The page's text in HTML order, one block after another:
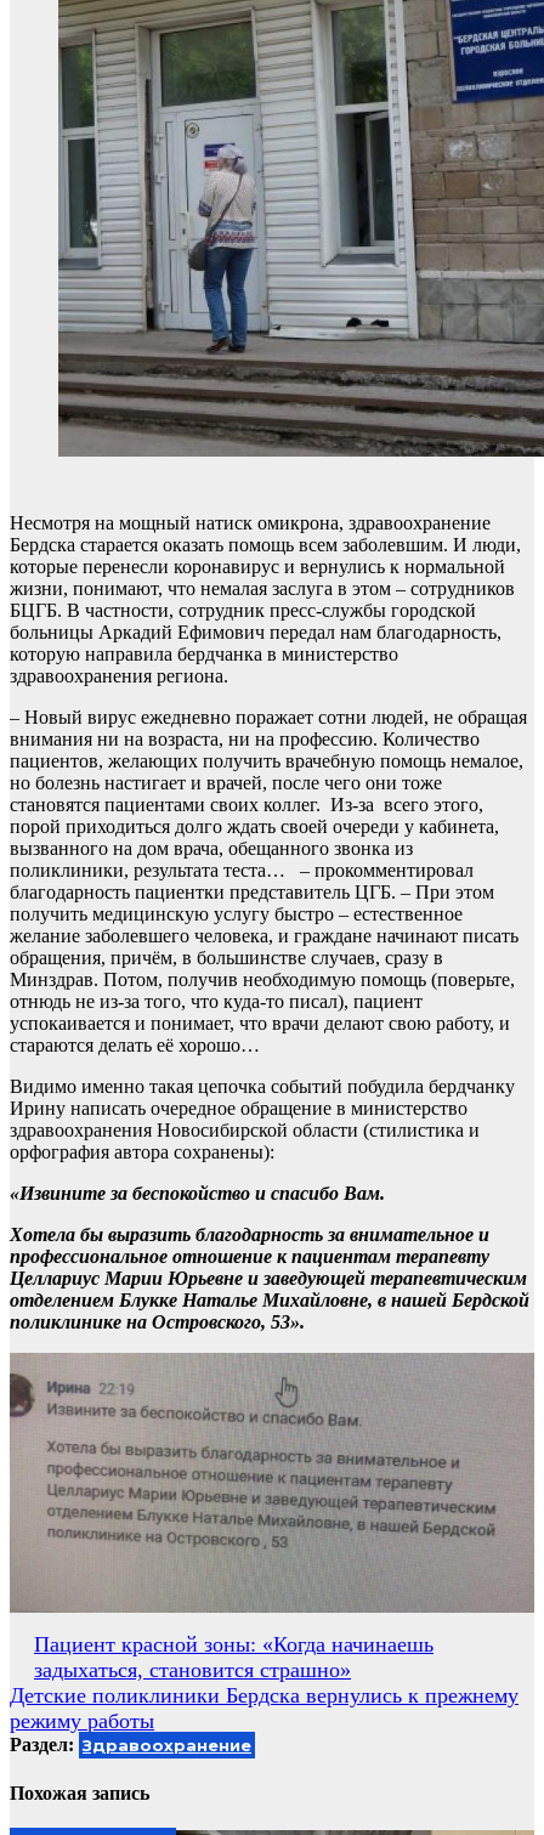
Несмотря на мощный натиск омикрона, здравоохранение
Бердска старается оказать помощь всем заболевшим. И люди,
которые перенесли коронавирус и вернулись к нормальной
жизни, понимают, что немалая заслуга в этом – сотрудников
БЦГБ. В частности, сотрудник пресс-службы городской
больницы Аркадий Ефимович передал нам благодарность,
которую направила бердчанка в министерство
здравоохранения региона.
– Новый вирус ежедневно поражает сотни людей, не обращая
внимания ни на возраста, ни на профессию. Количество
пациентов, желающих получить врачебную помощь немалое,
но болезнь настигает и врачей, после чего они тоже
становятся пациентами своих коллег. Из-за всего этого,
порой приходиться долго ждать своей очереди у кабинета,
вызванного на дом врача, обещанного звонка из
поликлиники, результата теста… – прокомментировал
благодарность пациентки представитель ЦГБ. – При этом
получить медицинскую услугу быстро – естественное
желание заболевшего человека, и граждане начинают писать
обращения, причём, в большинстве случаев, сразу в
Минздрав. Потом, получив необходимую помощь (поверьте,
отнюдь не из-за того, что куда-то писал), пациент
успокаивается и понимает, что врачи делают свою работу, и
стараются делать её хорошо…
Видимо именно такая цепочка событий побудила бердчанку
Ирину написать очередное обращение в министерство
здравоохранения Новосибирской области (стилистика и
орфография автора сохранены):
«Извините за беспокойство и спасибо Вам.
Хотела бы выразить благодарность за внимательное и
профессиональное отношение к пациентам терапевту
Целлариус Марии Юрьевне и заведующей терапевтическим
отделением Блукке Наталье Михайловне, в нашей Бердской
поликлинике на Островского, 53».
Навигация
по
записям
Пациент красной зоны: «Когда начинаешь
задыхаться, становится страшно»
Детские поликлиники Бердска вернулись к прежнему
режиму работы
Раздел: Здравоохранение
Похожая запись